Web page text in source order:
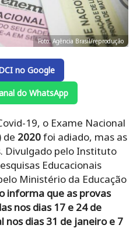
Foto: Agência Brasil/reprodução
no Google
do WhatsApp
19, o Exame Nacional
de 2020foi adiado, mas as
Divulgado pelo Instituto
Educacionais
Ministério da Educação
informa que as provas
nos dias 17 e 24 de
nos dias 31 de janeiro e 7